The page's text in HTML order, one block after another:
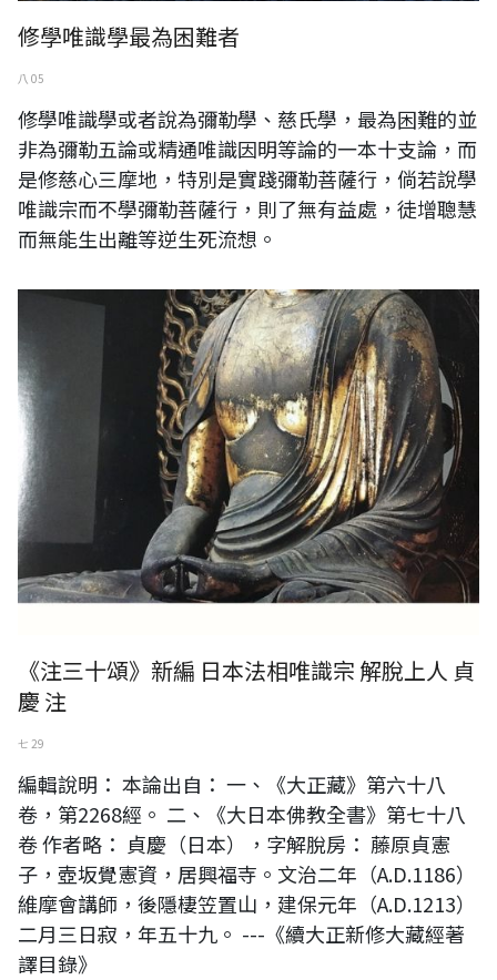
修學唯識學最為困難者
八 05
修學唯識學或者說為彌勒學、慈氏學，最為困難的並
非為彌勒五論或精通唯識因明等論的一本十支論，而
是修慈心三摩地，特別是實踐彌勒菩薩行，倘若說學
唯識宗而不學彌勒菩薩行，則了無有益處，徒增聰慧
而無能生出離等逆生死流想。
《注三十頌》新編 日本法相唯識宗 解脫上人 貞
慶 注
七 29
編輯說明： 本論出自： 一、《大正藏》第六十八
卷，第2268經。 二、《大日本佛教全書》第七十八
卷 作者略： 貞慶（日本），字解脫房： 藤原貞憲
子，壺坂覺憲資，居興福寺。文治二年（A.D.1186）
維摩會講師，後隱棲笠置山，建保元年（A.D.1213）
二月三日寂，年五十九。 ---《續大正新修大藏經著
譯目錄》